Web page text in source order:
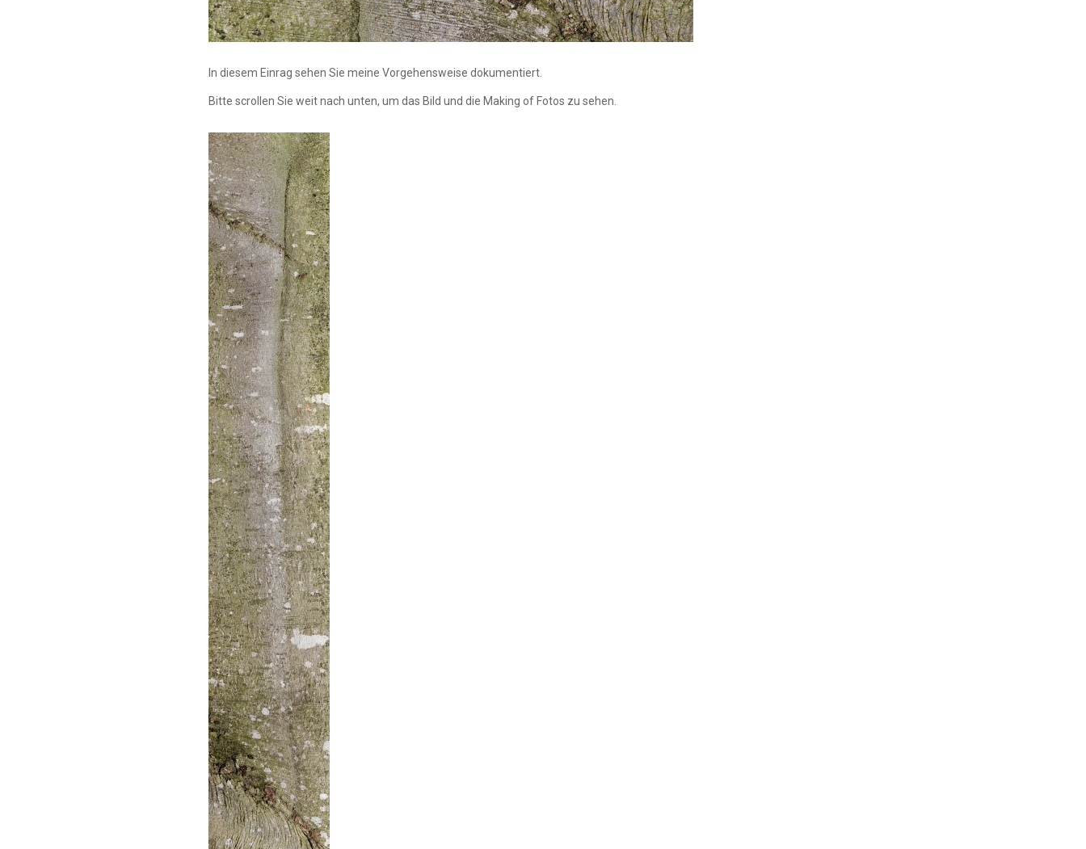
In diesem Einrag sehen Sie meine Vorgehensweise dokumentiert.
Bitte scrollen Sie weit nach unten, um das Bild und die Making of Fotos zu sehen.